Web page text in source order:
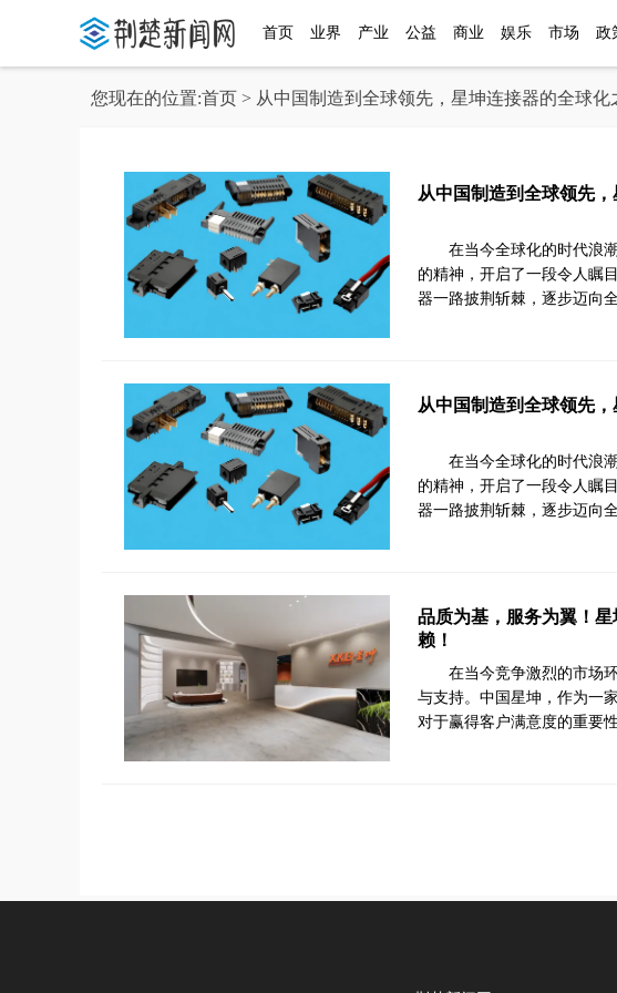
首页 业界 产业 公益 商业 娱乐 市场 政
您现在的位置:首页 > 从中国制造到全球领先，星坤连接器的全球化
从中国制造到全球领先
在当今全球化的时代浪
的精神，开启了一段令人瞩
器一路披荆斩棘，逐步迈向
从中国制造到全球领先
在当今全球化的时代浪
的精神，开启了一段令人瞩
器一路披荆斩棘，逐步迈向
品质为基，服务为翼！
赖！
在当今竞争激烈的市场
与支持。中国星坤，作为一
对于赢得客户满意度的重要